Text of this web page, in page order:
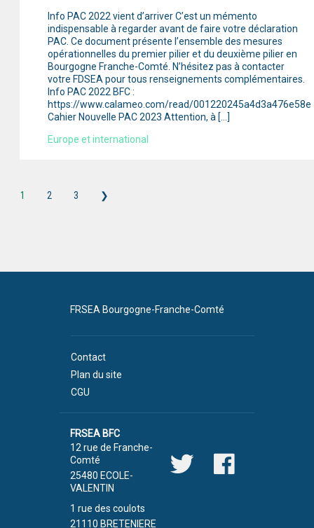
Info PAC 2022 vient d’arriver C’est un mémento
indispensable à regarder avant de faire votre déclaration
PAC. Ce document présente l’ensemble des mesures
opérationnelles du premier pilier et du deuxième pilier en
Bourgogne Franche-Comté. N’hésitez pas à contacter
votre FDSEA pour tous renseignements complémentaires.
Info PAC 2022 BFC :
https://www.calameo.com/read/001220245a4d3a476e58e
Cahier Nouvelle PAC 2023 Attention, à […]
Europe et international
1 2 3 ❯
FRSEA Bourgogne-Franche-Comté
Contact
Plan du site
CGU
FRSEA BFC
12 rue de Franche-
Comté
25480 ECOLE-
VALENTIN
1 rue des coulots
21110 BRETENIERE